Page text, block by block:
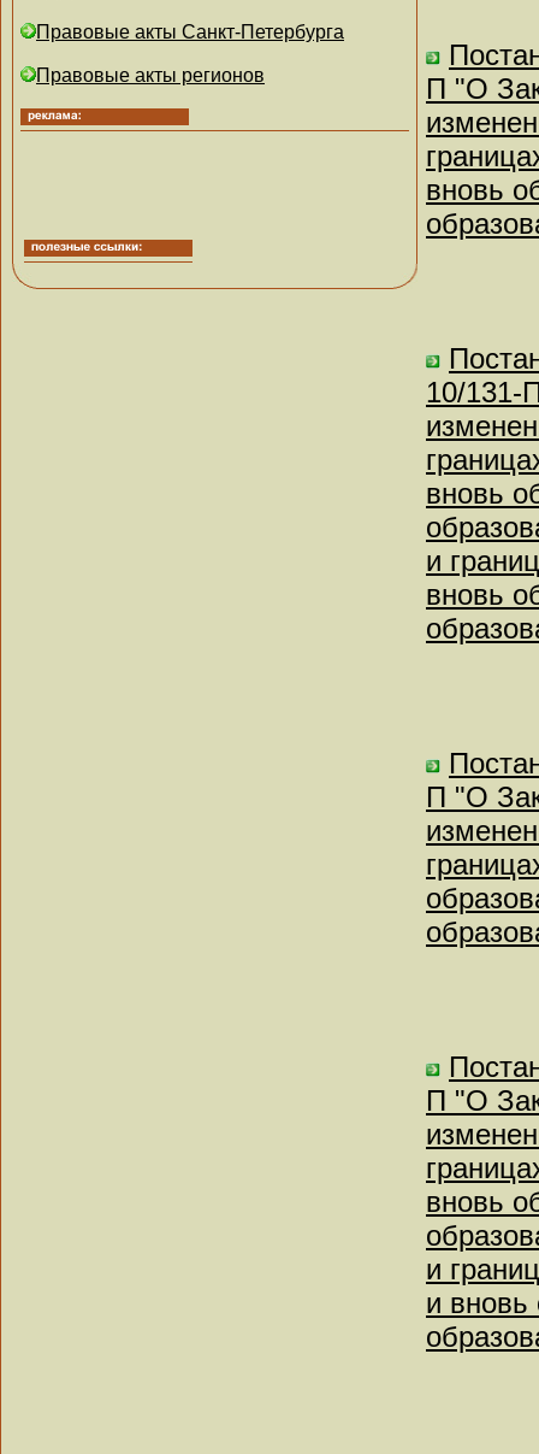
Правовые акты Санкт-Петербурга
Правовые акты регионов
П "О
вновь
10/131-
вновь
и
вновь
П "О
П "О
вновь
и
и вновь